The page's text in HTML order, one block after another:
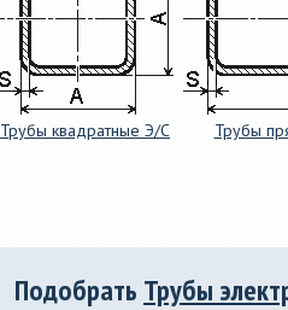
Трубы квадратные Э/С Трубы
Подобрать Трубы